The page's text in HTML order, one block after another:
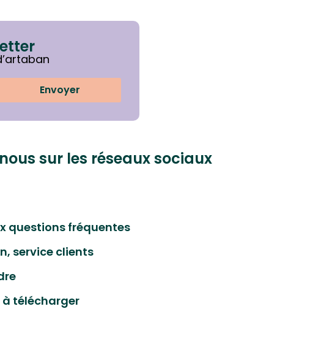
Envoyer
sur les réseaux sociaux
questions fréquentes
service clients
à télécharger